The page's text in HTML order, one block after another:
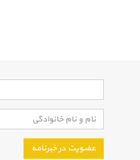
عضویت در خبرنامه